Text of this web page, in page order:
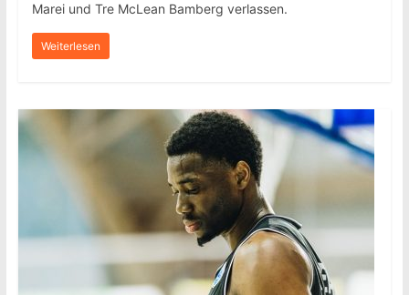
Marei und Tre McLean Bamberg verlassen.
Weiterlesen